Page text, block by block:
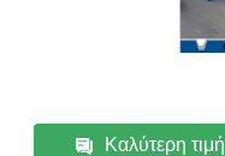
Καλύτερη τιμή